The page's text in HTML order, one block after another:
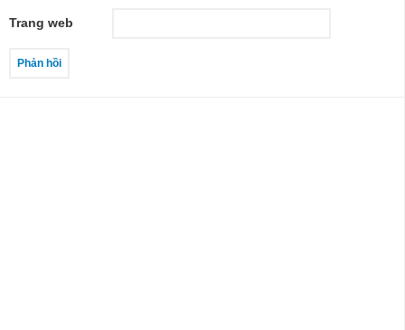
Trang web